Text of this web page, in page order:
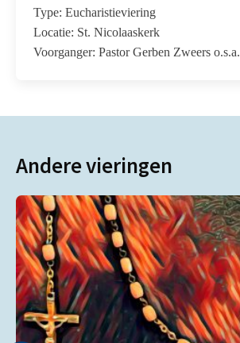
Type: Eucharistieviering
Locatie: St. Nicolaaskerk
Voorganger: Pastor Gerben Zweers o.s.a.
Andere vieringen